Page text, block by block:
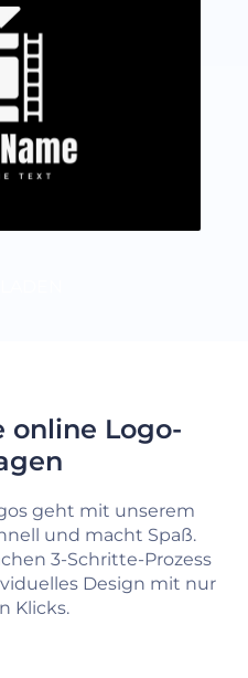
Logo-
geht mit unserem
und macht Spaß.
3-Schritte-Prozess
Design mit nur
Klicks.